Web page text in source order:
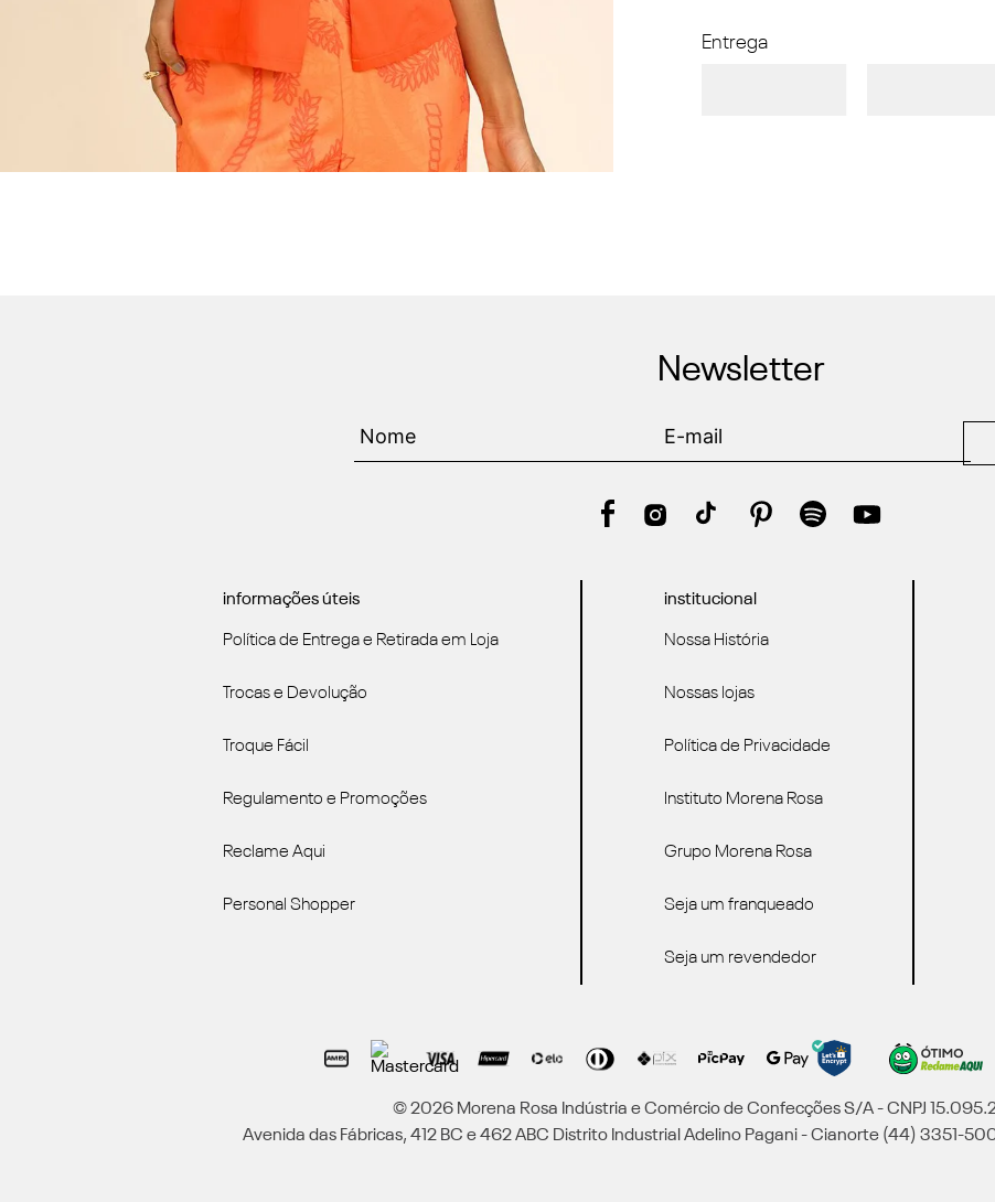
Entrega
Newsletter
informações úteis
Política de Entrega e Retirada em Loja
Trocas e Devolução
Troque Fácil
Regulamento e Promoções
Reclame Aqui
Personal Shopper
institucional
Nossa História
Nossas lojas
Política de Privacidade
Instituto Morena Rosa
Grupo Morena Rosa
Seja um franqueado
Seja um revendedor
© 2026 Morena Rosa Indústria e Comércio de Confecções S/A - CNPJ
Avenida das Fábricas, 412 BC e 462 ABC Distrito Industrial Adelino Pagani - Cianorte (44) 3351-